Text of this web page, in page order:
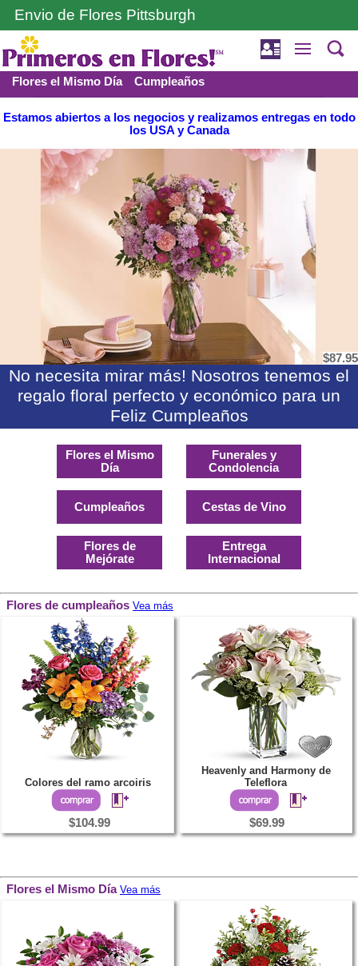
Envio de Flores Pittsburgh
Flores el Mismo Día Cumpleaños
Funerales y Condolencia Amor y romance
Estamos abiertos a los negocios y realizamos entregas en todo
los USA y Canada
$87.95
No necesita mirar más! Nosotros tenemos el
regalo floral perfecto y económico para un
Feliz Cumpleaños
Flores el Mismo
Día
Cumpleaños
Flores de
Mejórate
Funerales y
Condolencia
Cestas de Vino
Entrega
Internacional
Flores de cumpleaños Vea más
Colores del ramo arcoiris
$104.99
Heavenly and Harmony de
Teleflora
$69.99
Flores el Mismo Día Vea más